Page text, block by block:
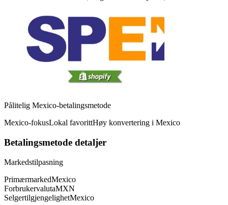
Pålitelig Mexico-betalingsmetode
Mexico-fokusLokal favorittHøy konvertering i Mexico
Betalingsmetode detaljer
Markedstilpasning
PrimærmarkedMexico
ForbrukervalutaMXN
SelgertilgjengelighetMexico